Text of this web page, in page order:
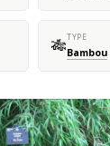
🎋TYPE
Bambou